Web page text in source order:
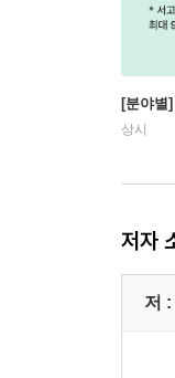
[분야별
상시
저자
저 :